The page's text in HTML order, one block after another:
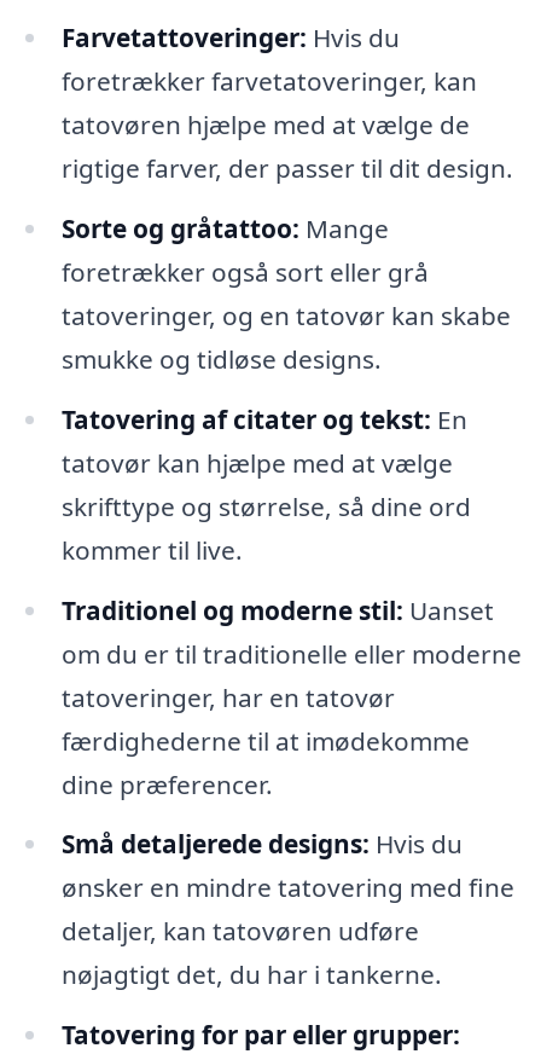
Farvetattoveringer: Hvis du
foretrækker farvetatoveringer, kan
tatovøren hjælpe med at vælge de
rigtige farver, der passer til dit design.
Sorte og gråtattoo: Mange
foretrækker også sort eller grå
tatoveringer, og en tatovør kan skabe
smukke og tidløse designs.
Tatovering af citater og tekst: En
tatovør kan hjælpe med at vælge
skrifttype og størrelse, så dine ord
kommer til live.
Traditionel og moderne stil: Uanset
om du er til traditionelle eller moderne
tatoveringer, har en tatovør
færdighederne til at imødekomme
dine præferencer.
Små detaljerede designs: Hvis du
ønsker en mindre tatovering med fine
detaljer, kan tatovøren udføre
nøjagtigt det, du har i tankerne.
Tatovering for par eller grupper: